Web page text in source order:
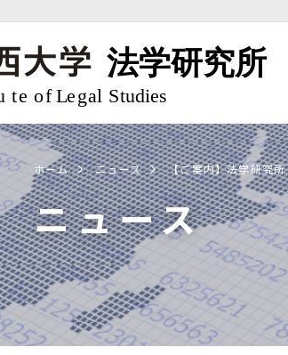
ホーム ニュース 【ご案内】法学研究
ニュース